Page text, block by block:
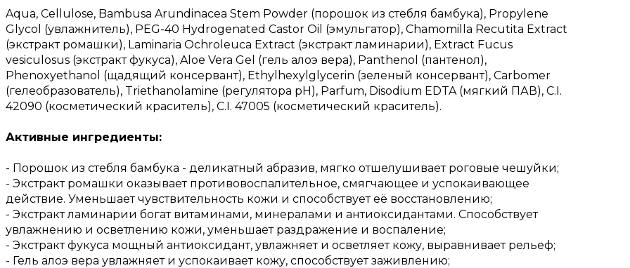
Aqua, Cellulose, Bambusa Arundinacea Stem Powder (порошок из стебля бамбука), Propylene
Glycol (увлажнитель), PEG-40 Hydrogenated Castor Oil (эмульгатор), Chamomilla Recutita Extract
(экстракт ромашки), Laminaria Ochroleuca Extract (экстракт ламинарии), Extract Fucus
vesiculosus (экстракт фукуса), Aloe Vera Gel (гель алоэ вера), Panthenol (пантенол),
Phenoxyethanol (щадящий консервант), Ethylhexylglycerin (зеленый консервант), Carbomer
(гелеобразователь), Triethanolamine (регулятора pH), Parfum, Disodium EDTA (мягкий ПАВ), C.I.
42090 (косметический краситель), C.I. 47005 (косметический краситель).
Активные ингредиенты:
- Порошок из стебля бамбука - деликатный абразив, мягко отшелушивает роговые чешуйки;
- Экстракт ромашки оказывает противовоспалительное, смягчающее и успокаивающее
действие. Уменьшает чувствительность кожи и способствует её восстановлению;
- Экстракт ламинарии богат витаминами, минералами и антиоксидантами. Способствует
увлажнению и осветлению кожи, уменьшает раздражение и воспаление;
- Экстракт фукуса мощный антиоксидант, увлажняет и осветляет кожу, выравнивает рельеф;
- Гель алоэ вера увлажняет и успокаивает кожу, способствует заживлению;